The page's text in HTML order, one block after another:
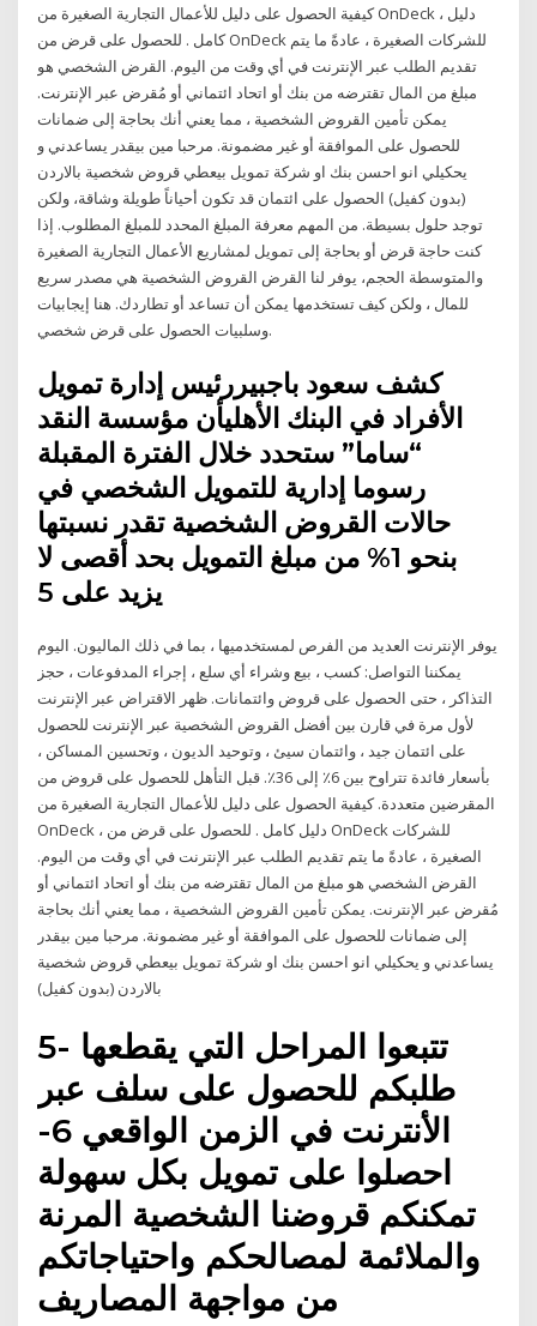
كيفية الحصول على دليل للأعمال التجارية الصغيرة من OnDeck ، دليل
كامل . للحصول على قرض من OnDeck للشركات الصغيرة ، عادةً ما يتم
تقديم الطلب عبر الإنترنت في أي وقت من اليوم. القرض الشخصي هو
مبلغ من المال تقترضه من بنك أو اتحاد ائتماني أو مُقرض عبر الإنترنت.
يمكن تأمين القروض الشخصية ، مما يعني أنك بحاجة إلى ضمانات
للحصول على الموافقة أو غير مضمونة. مرحبا مين بيقدر يساعدني و
يحكيلي انو احسن بنك او شركة تمويل بيعطي قروض شخصية بالاردن
(بدون كفيل) الحصول على ائتمان قد تكون أحياناً طويلة وشاقة، ولكن
توجد حلول بسيطة. من المهم معرفة المبلغ المحدد للمبلغ المطلوب. إذا
كنت حاجة قرض أو بحاجة إلى تمويل لمشاريع الأعمال التجارية الصغيرة
والمتوسطة الحجم، يوفر لنا القرض القروض الشخصية هي مصدر سريع
للمال ، ولكن كيف تستخدمها يمكن أن تساعد أو تطاردك. هنا إيجابيات
وسلبيات الحصول على قرض شخصي.
كشف سعود باجبيررئيس إدارة تمويل
الأفراد في البنك الأهليأن مؤسسة النقد
“ساما” ستحدد خلال الفترة المقبلة
رسوما إدارية للتمويل الشخصي في
حالات القروض الشخصية تقدر نسبتها
بنحو 1% من مبلغ التمويل بحد أقصى لا
يزيد على 5
يوفر الإنترنت العديد من الفرص لمستخدميها ، بما في ذلك الماليون. اليوم
يمكننا التواصل: كسب ، بيع وشراء أي سلع ، إجراء المدفوعات ، حجز
التذاكر ، حتى الحصول على قروض وائتمانات. ظهر الاقتراض عبر الإنترنت
لأول مرة في قارن بين أفضل القروض الشخصية عبر الإنترنت للحصول
على ائتمان جيد ، وائتمان سيئ ، وتوحيد الديون ، وتحسين المساكن ،
بأسعار فائدة تتراوح بين 6٪ إلى 36٪. قبل التأهل للحصول على قروض من
المقرضين متعددة. كيفية الحصول على دليل للأعمال التجارية الصغيرة من
OnDeck ، دليل كامل . للحصول على قرض من OnDeck للشركات
الصغيرة ، عادةً ما يتم تقديم الطلب عبر الإنترنت في أي وقت من اليوم.
القرض الشخصي هو مبلغ من المال تقترضه من بنك أو اتحاد ائتماني أو
مُقرض عبر الإنترنت. يمكن تأمين القروض الشخصية ، مما يعني أنك بحاجة
إلى ضمانات للحصول على الموافقة أو غير مضمونة. مرحبا مين بيقدر
يساعدني و يحكيلي انو احسن بنك او شركة تمويل بيعطي قروض شخصية
بالاردن (بدون كفيل)
5- تتبعوا المراحل التي يقطعها
طلبكم للحصول على سلف عبر
الأنترنت في الزمن الواقعي 6-
احصلوا على تمويل بكل سهولة
تمكنكم قروضنا الشخصية المرنة
والملائمة لمصالحكم واحتياجاتكم
من مواجهة المصاريف